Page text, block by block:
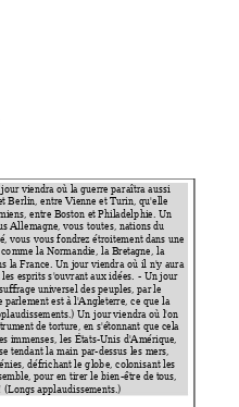
viendra où la guerre paraîtra aussi
Berlin, entre Vienne et Turin, qu'elle
ns, entre Boston et Philadelphie. Un
Allemagne, vous toutes, nations du
vous vous fondrez étroitement dans une
mme la Normandie, la Bretagne, la
la France. Un jour viendra où il n'y aura
esprits s'ouvrant aux idées. - Un jour
universel des peuples, par le
parlement est à l'Angleterre, ce que la
laudissements.) Un jour viendra où l'on
nt de torture, en s'étonnant que cela
es immenses, les États-Unis d'Amérique,
tendant la main par-dessus les mers,
défrichant le globe, colonisant les
pour en tirer le bien-être de tous,
! (Longs applaudissements.)